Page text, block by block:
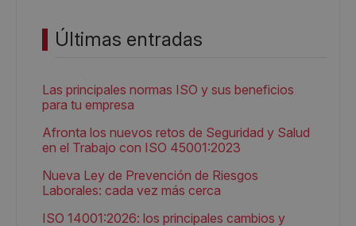
Últimas entradas
Las principales normas ISO y sus beneficios
para tu empresa
Afronta los nuevos retos de Seguridad y Salud
en el Trabajo con ISO 45001:2023
Nueva Ley de Prevención de Riesgos
Laborales: cada vez más cerca
ISO 14001:2026: los principales cambios y